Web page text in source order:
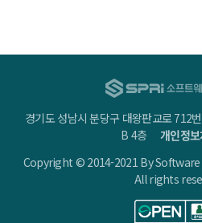
경기도 성남시 분당구 대왕판교로 712
B 4층개인정
Copyright © 2014-2021 By
All rights